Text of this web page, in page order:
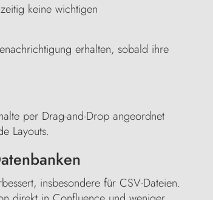
keine wichtigen
erhalten, sobald ihre
per Drag-and-Drop angeordnet
Layouts.
insbesondere für CSV-Dateien.